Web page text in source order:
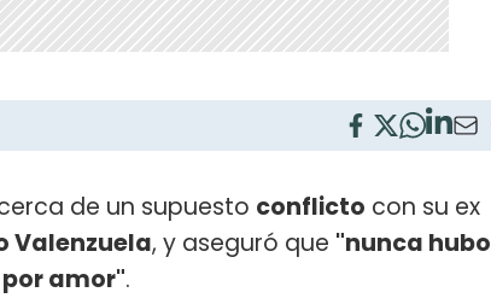
de un supuesto conflicto con su ex
Valenzuela, y aseguró que "nunca hubo
amor".